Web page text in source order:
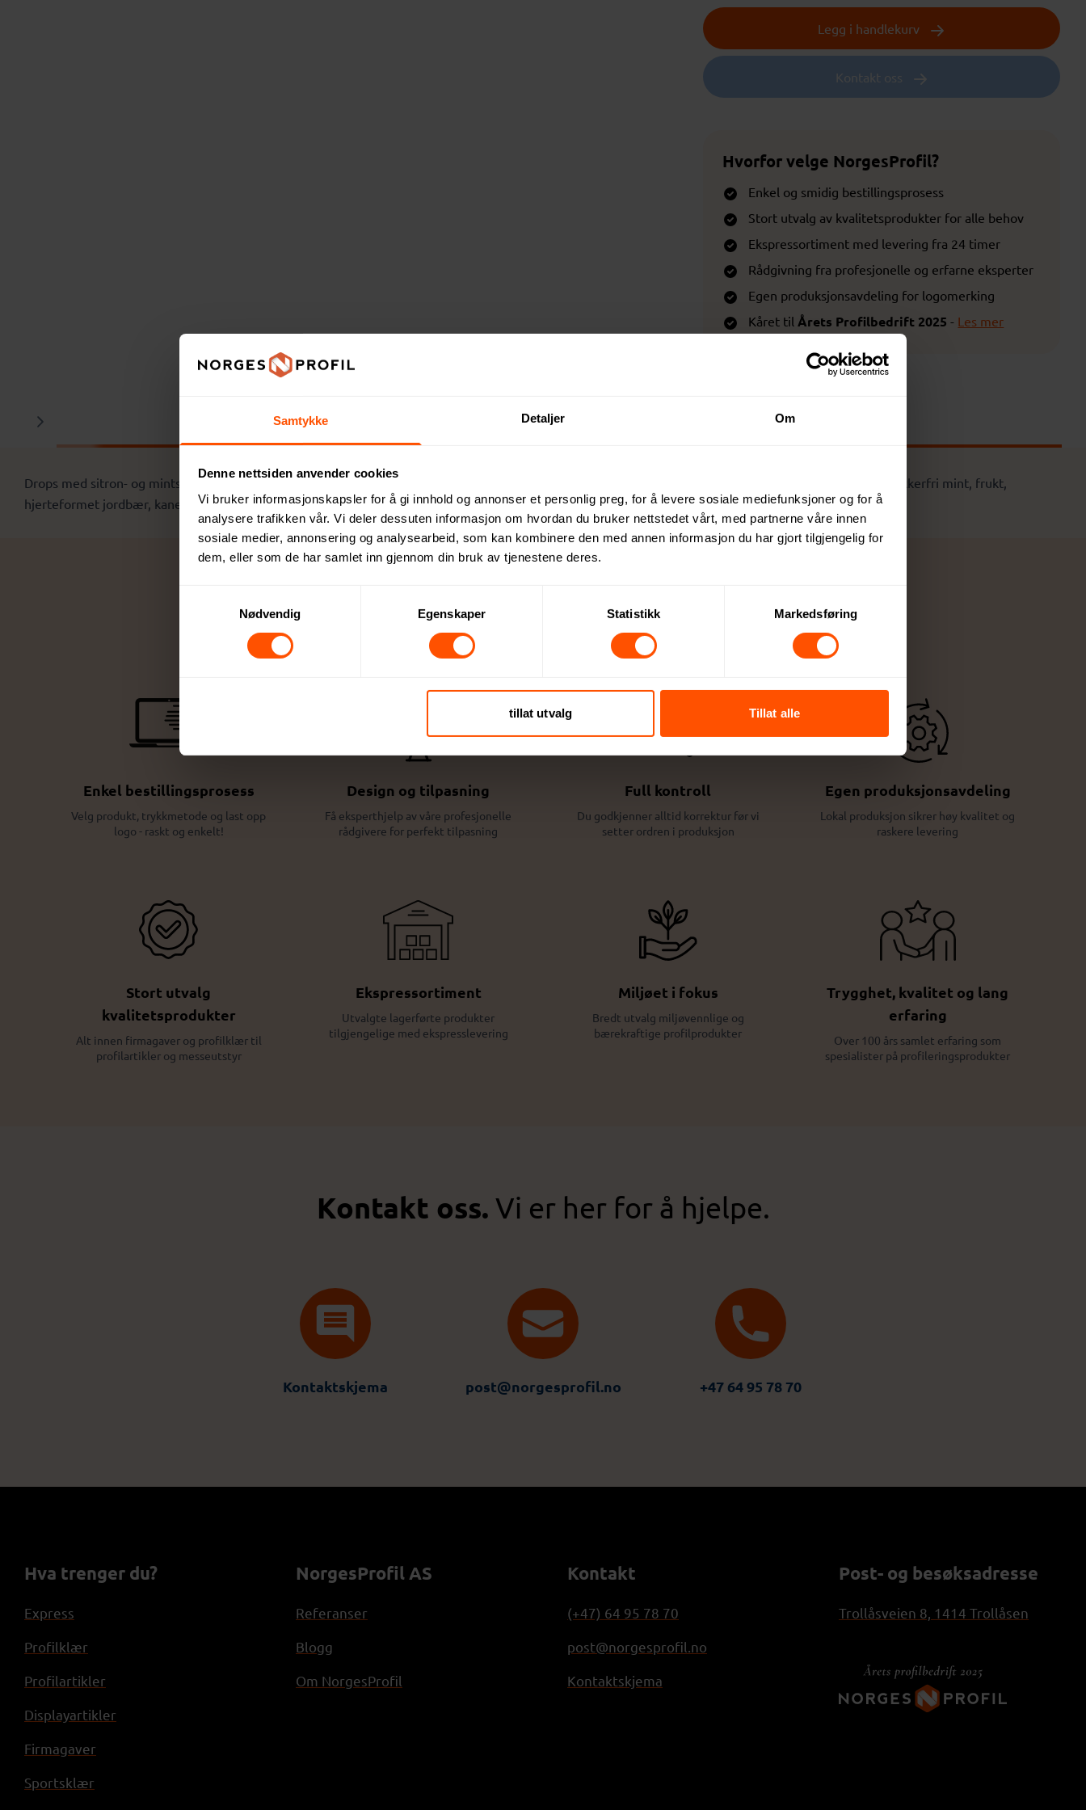
Samtykke Detaljer Om
Denne nettsiden anvender cookies
Vi bruker informasjonskapsler for å gi innhold og annonser et personlig preg, for å levere sosiale mediefunksjoner og for å
analysere trafikken vår. Vi deler dessuten informasjon om hvordan du bruker nettstedet vårt, med partnerne våre innen
sosiale medier, annonsering og analysearbeid, som kan kombinere den med annen informasjon du har gjort tilgjengelig for
dem, eller som de har samlet inn gjennom din bruk av tjenestene deres.
Nødvendig
Egenskaper Statistikk Markedsføring
tillat utvalg Tillat alle
Legg i handlekurv
Kontakt oss
Hvorfor velge NorgesProfil?
Enkel og smidig bestillingsprosess
Stort utvalg av kvalitetsprodukter for alle behov
Ekspressortiment med levering fra 24 timer
Rådgivning fra profesjonelle og erfarne eksperter
Egen produksjonsavdeling for logomerking
Kåret til Årets Profilbedrift 2025 - Les mer
Beskrivelse
Drops med sitron- og mintsmak i tinnbeholder med lett trykkåpning. Kan bestilles i et bredt spekter av farger og ulike smaker: mint, ekstra sterk mint, sukkerfri mint, frukt,
hjerteformet jordbær, kanel, sitron og mint eller sjokolade. Kan dekoreres med fullfarget digitaltrykk på lokket. Størrelse: 1,5 x Ø 4,5 cm
Dette kan du forvente:
Enkel bestillingsprosess
Velg produkt, trykkmetode og last opp
logo - raskt og enkelt!
Design og tilpasning
Få eksperthjelp av våre profesjonelle
rådgivere for perfekt tilpasning
Full kontroll
Du godkjenner alltid korrektur før vi
setter ordren i produksjon
Egen produksjonsavdeling
Lokal produksjon sikrer høy kvalitet og
raskere levering
Stort utvalg
kvalitetsprodukter
Alt innen firmagaver og profilklær til
profilartikler og messeutstyr
Ekspressortiment
Utvalgte lagerførte produkter
tilgjengelige med ekspresslevering
Miljøet i fokus
Bredt utvalg miljøvennlige og
bærekraftige profilprodukter
Trygghet, kvalitet og lang
erfaring
Over 100 års samlet erfaring som
spesialister på profileringsprodukter
Kontakt oss. Vi er her for å hjelpe.
Kontaktskjema post@norgesprofil.no +47 64 95 78 70
Hva trenger du?
Express
Profilklær
Profilartikler
Displayartikler
Firmagaver
Sportsklær
NorgesProfil AS
Referanser
Blogg
Om NorgesProfil
Kontakt
(+47) 64 95 78 70
post@norgesprofil.no
Kontaktskjema
Post- og besøksadresse
Trollåsveien 8, 1414 Trollåsen